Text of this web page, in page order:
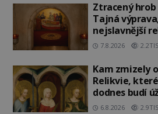
Ztracený
Tajná
nejslavnější
7.8.2026 2.2TIS
Kam zmizely
Relikvie,
dodnes budí
6.8.2026 2.9TIS